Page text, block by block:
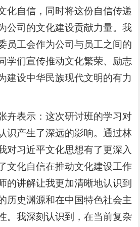
化自信，同时将这份自信传递
公司的文化建设贡献力量。我
员工会作为公司与员工之间的
学们宣传推动文化繁荣、励志
建设中华民族现代文明的有力
卉表示：这次研讨班的学习对
识产生了深远的影响。通过林
对习近平文化思想有了更深入
文化自信在推动文化建设工作
的讲解让我更加清晰地认识到
历史渊源和在中国特色社会主
。我深刻认识到，在当前复杂